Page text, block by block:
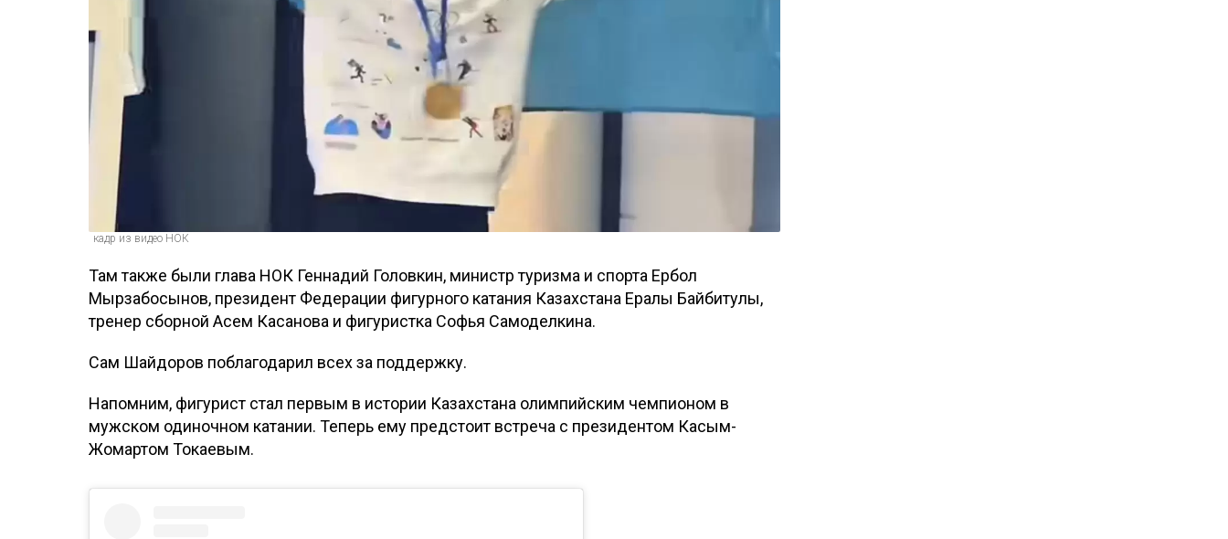
кадр из видео НОК
Там также были глава НОК Геннадий Головкин, министр туризма и спорта Ербол
Мырзабосынов, президент Федерации фигурного катания Казахстана Ералы Байбитулы,
тренер сборной Асем Касанова и фигуристка Софья Самоделкина.
Сам Шайдоров поблагодарил всех за поддержку.
Напомним, фигурист стал первым в истории Казахстана олимпийским чемпионом в
мужском одиночном катании. Теперь ему предстоит встреча с президентом Касым-
Жомартом Токаевым.